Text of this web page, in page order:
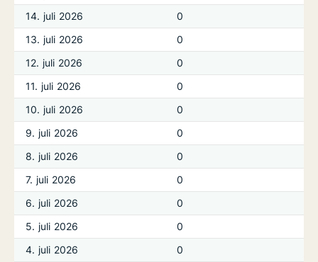
14. juli 2026
0
13. juli 2026
0
12. juli 2026
0
11. juli 2026
0
10. juli 2026
0
9. juli 2026
0
8. juli 2026
0
7. juli 2026
0
6. juli 2026
0
5. juli 2026
0
4. juli 2026
0